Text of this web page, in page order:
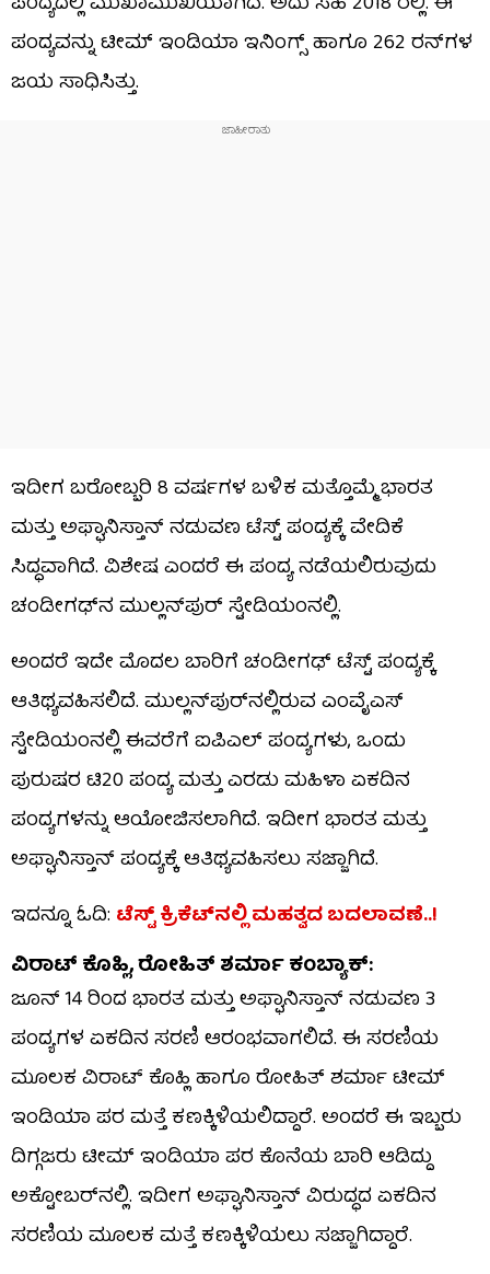
ಪಂದ್ಯವನ್ನು ಟೀಮ್ ಇಂಡಿಯಾ ಇನಿಂಗ್ಸ್ ಹಾಗೂ 262 ರನ್​ಗಳ
ಜಯ ಸಾಧಿಸಿತ್ತು.
ಇದೀಗ ಬರೋಬ್ಬರಿ 8 ವರ್ಷಗಳ ಬಳಿಕ ಮತ್ತೊಮ್ಮೆ ಭಾರತ
ಮತ್ತು ಅಫ್ಘಾನಿಸ್ತಾನ್ ನಡುವಣ ಟೆಸ್ಟ್ ಪಂದ್ಯಕ್ಕೆ ವೇದಿಕೆ
ಸಿದ್ಧವಾಗಿದೆ. ವಿಶೇಷ ಎಂದರೆ ಈ ಪಂದ್ಯ ನಡೆಯಲಿರುವುದು
ಚಂಡೀಗಢ್​ನ ಮುಲ್ಲನ್​ಪುರ್ ಸ್ಟೇಡಿಯಂನಲ್ಲಿ.
ಅಂದರೆ ಇದೇ ಮೊದಲ ಬಾರಿಗೆ ಚಂಡೀಗಢ್​ ಟೆಸ್ಟ್ ಪಂದ್ಯಕ್ಕೆ
ಆತಿಥ್ಯವಹಿಸಲಿದೆ. ಮುಲ್ಲನ್​ಪುರ್​ನಲ್ಲಿರುವ ಎಂವೈಎಸ್
ಸ್ಟೇಡಿಯಂನಲ್ಲಿ ಈವರೆಗೆ ಐಪಿಎಲ್ ಪಂದ್ಯಗಳು, ಒಂದು
ಪುರುಷರ ಟಿ20 ಪಂದ್ಯ ಮತ್ತು ಎರಡು ಮಹಿಳಾ ಏಕದಿನ
ಪಂದ್ಯಗಳನ್ನು ಆಯೋಜಿಸಲಾಗಿದೆ. ಇದೀಗ ಭಾರತ ಮತ್ತು
ಅಫ್ಘಾನಿಸ್ತಾನ್ ಪಂದ್ಯಕ್ಕೆ ಆತಿಥ್ಯವಹಿಸಲು ಸಜ್ಜಾಗಿದೆ.
ಇದನ್ನೂ ಓದಿ: ಟೆಸ್ಟ್​ ಕ್ರಿಕೆಟ್​ನಲ್ಲಿ ಮಹತ್ವದ ಬದಲಾವಣೆ..!
ವಿರಾಟ್ ಕೊಹ್ಲಿ, ರೋಹಿತ್ ಶರ್ಮಾ ಕಂಬ್ಯಾಕ್:
ಜೂನ್ 14 ರಿಂದ ಭಾರತ ಮತ್ತು ಅಫ್ಘಾನಿಸ್ತಾನ್ ನಡುವಣ 3
ಪಂದ್ಯಗಳ ಏಕದಿನ ಸರಣಿ ಆರಂಭವಾಗಲಿದೆ. ಈ ಸರಣಿಯ
ಮೂಲಕ ವಿರಾಟ್ ಕೊಹ್ಲಿ ಹಾಗೂ ರೋಹಿತ್ ಶರ್ಮಾ ಟೀಮ್
ಇಂಡಿಯಾ ಪರ ಮತ್ತೆ ಕಣಕ್ಕಿಳಿಯಲಿದ್ದಾರೆ. ಅಂದರೆ ಈ ಇಬ್ಬರು
ದಿಗ್ಗಜರು ಟೀಮ್ ಇಂಡಿಯಾ ಪರ ಕೊನೆಯ ಬಾರಿ ಆಡಿದ್ದು
ಅಕ್ಟೋಬರ್​ನಲ್ಲಿ. ಇದೀಗ ಅಫ್ಘಾನಿಸ್ತಾನ್ ವಿರುದ್ಧದ ಏಕದಿನ
ಸರಣಿಯ ಮೂಲಕ ಮತ್ತೆ ಕಣಕ್ಕಿಳಿಯಲು ಸಜ್ಜಾಗಿದ್ದಾರೆ.